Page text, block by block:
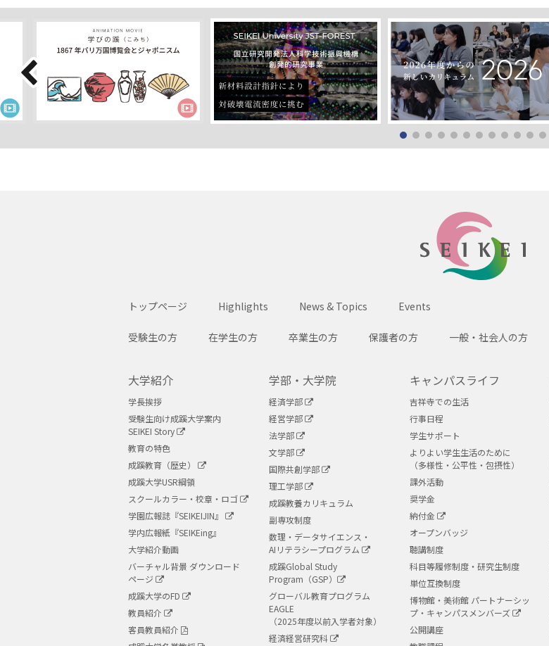
トップページ Highlights News & Topics Events
受験生の方 在学生の方 卒業生の方 保護者の方 一般・社会人の方
大学紹介
学長挨拶
受験生向け成蹊大学案内
SEIKEI Story
教育の特色
成蹊教育（歴史）
成蹊大学USR綱領
スクールカラー・校章・ロゴ
学園広報誌『SEIKEIJIN』
学内広報紙『SEIKEing』
大学紹介動画
バーチャル背景 ダウンロード
ページ
成蹊大学のFD
教員紹介
客員教員紹介
学部・大学院
経済学部
経営学部
法学部
文学部
国際共創学部
理工学部
成蹊教養カリキュラム
副専攻制度
数理・データサイエンス・
AIリテラシープログラム
成蹊Global Study
Program（GSP）
グローバル教育プログラム
EAGLE
（2025年度以前入学者対象）
経済経営研究科
キャンパスライフ
吉祥寺での生活
行事日程
学生サポート
よりよい学生生活のために
（多様性・公平性・包摂性）
課外活動
奨学金
納付金
オープンバッジ
聴講制度
科目等履修制度・研究生制度
単位互換制度
博物館・美術館 パートナーシッ
プ・キャンパスメンバーズ
公開講座